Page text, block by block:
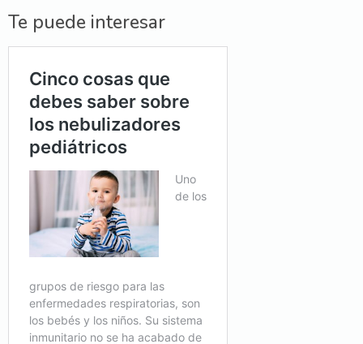
Te puede interesar